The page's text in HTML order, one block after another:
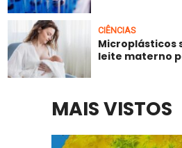
CIÊNCIAS
Microplásticos
leite materno
MAIS VISTOS